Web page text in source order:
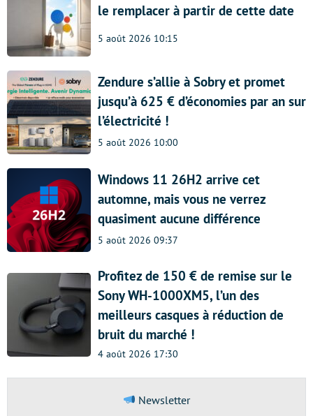
le remplacer à partir de cette date
5 août 2026 10:15
Zendure s’allie à Sobry et promet
jusqu’à 625 € d’économies par an sur
l’électricité !
5 août 2026 10:00
Windows 11 26H2 arrive cet
automne, mais vous ne verrez
quasiment aucune différence
5 août 2026 09:37
Profitez de 150 € de remise sur le
Sony WH-1000XM5, l’un des
meilleurs casques à réduction de
bruit du marché !
4 août 2026 17:30
Newsletter